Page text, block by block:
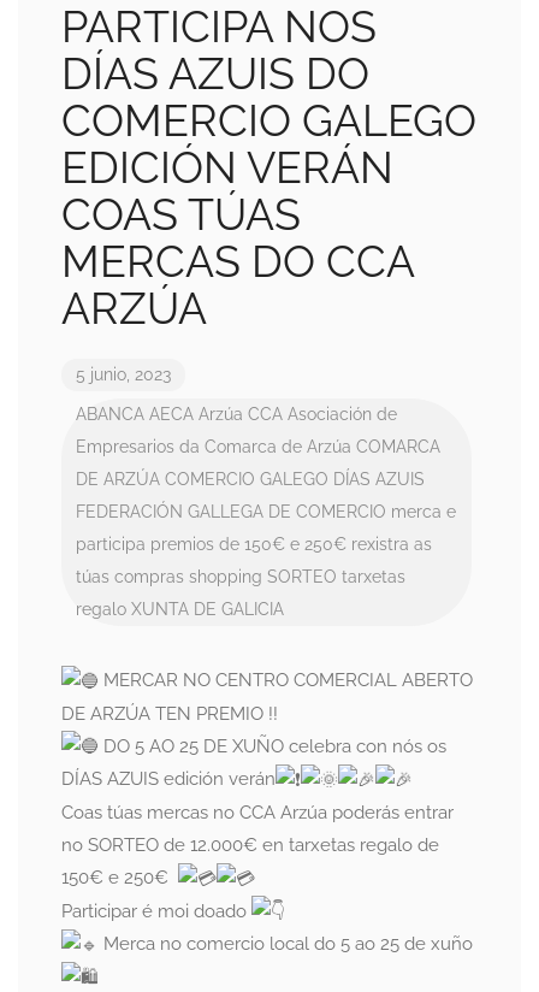
PARTICIPA NOS
DÍAS AZUIS DO
COMERCIO GALEGO
EDICIÓN VERÁN
COAS TÚAS
MERCAS DO CCA
ARZÚA
5 junio, 2023
ABANCA AECA Arzúa CCA Asociación de
Empresarios da Comarca de Arzúa COMARCA
DE ARZÚA COMERCIO GALEGO DÍAS AZUIS
FEDERACIÓN GALLEGA DE COMERCIO merca e
participa premios de 150€ e 250€ rexistra as
túas compras shopping SORTEO tarxetas
regalo XUNTA DE GALICIA
MERCAR NO CENTRO COMERCIAL ABERTO
DE ARZÚA TEN PREMIO !!
DO 5 AO 25 DE XUÑO celebra con nós os
DÍAS AZUIS edición verán
Coas túas mercas no CCA Arzúa poderás entrar
no SORTEO de 12.000€ en tarxetas regalo de
150€ e 250€
Participar é moi doado
Merca no comercio local do 5 ao 25 de xuño